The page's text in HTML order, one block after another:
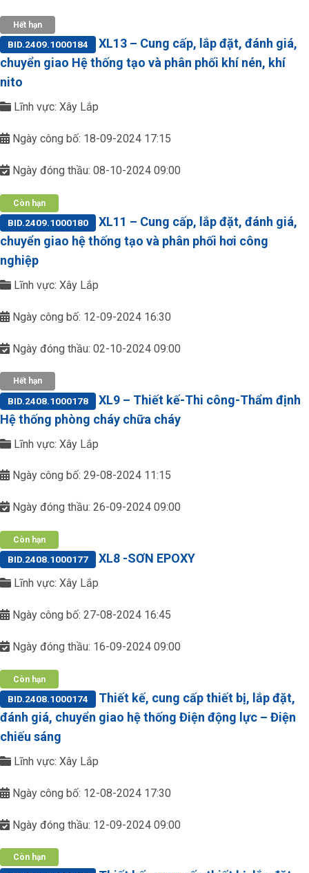
Hết hạn
BID.2409.1000184
XL13 – Cung cấp, lắp đặt, đánh giá,
chuyển giao Hệ thống tạo và phân phối khí nén, khí
nito
Lĩnh vực: Xây Lắp
Ngày công bố: 18-09-2024 17:15
Ngày đóng thầu: 08-10-2024 09:00
Còn hạn
BID.2409.1000180
XL11 – Cung cấp, lắp đặt, đánh giá,
chuyển giao hệ thống tạo và phân phối hơi công
nghiệp
Lĩnh vực: Xây Lắp
Ngày công bố: 12-09-2024 16:30
Ngày đóng thầu: 02-10-2024 09:00
Hết hạn
BID.2408.1000178
XL9 – Thiết kế-Thi công-Thẩm định
Hệ thống phòng cháy chữa cháy
Lĩnh vực: Xây Lắp
Ngày công bố: 29-08-2024 11:15
Ngày đóng thầu: 26-09-2024 09:00
Còn hạn
BID.2408.1000177 XL8 -SƠN EPOXY
Lĩnh vực: Xây Lắp
Ngày công bố: 27-08-2024 16:45
Ngày đóng thầu: 16-09-2024 09:00
Còn hạn
BID.2408.1000174
Thiết kế, cung cấp thiết bị, lắp đặt,
đánh giá, chuyển giao hệ thống Điện động lực – Điện
chiếu sáng
Lĩnh vực: Xây Lắp
Ngày công bố: 12-08-2024 17:30
Ngày đóng thầu: 12-09-2024 09:00
Còn hạn